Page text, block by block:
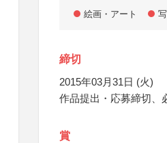
絵画・アート
締切
2015年03月31日 (火)
作品提出・応募締切、
賞